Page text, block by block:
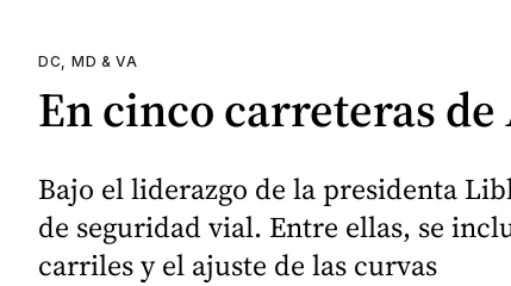
DC, MD & VA
En cinco carreteras
Bajo el liderazgo de la presidenta
de seguridad vial. Entre ellas, se
carriles y el ajuste de las curvas